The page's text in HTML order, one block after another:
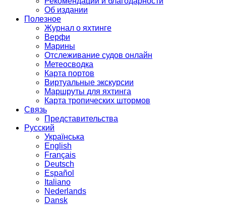
Об издании
Полезное
Журнал о яхтинге
Верфи
Марины
Отслеживание судов онлайн
Метеосводка
Карта портов
Виртуальные экскурсии
Маршруты для яхтинга
Карта тропических штормов
Связь
Представительства
Русский
Українська
English
Français
Deutsch
Español
Italiano
Nederlands
Dansk